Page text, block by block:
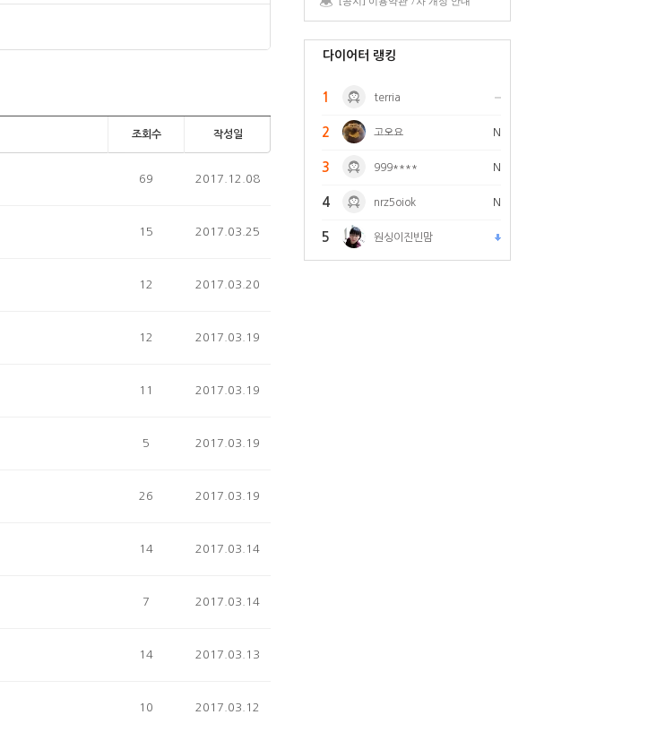
조회수 작성일
69 2017.12.08
15 2017.03.25
12 2017.03.20
12 2017.03.19
11 2017.03.19
5 2017.03.19
26 2017.03.19
14 2017.03.14
7 2017.03.14
14 2017.03.13
10 2017.03.12
다이어터 랭킹
1 terria
2 고오요 N
3 999**** N
4 nrz5oiok N
5 원싱이진빈맘